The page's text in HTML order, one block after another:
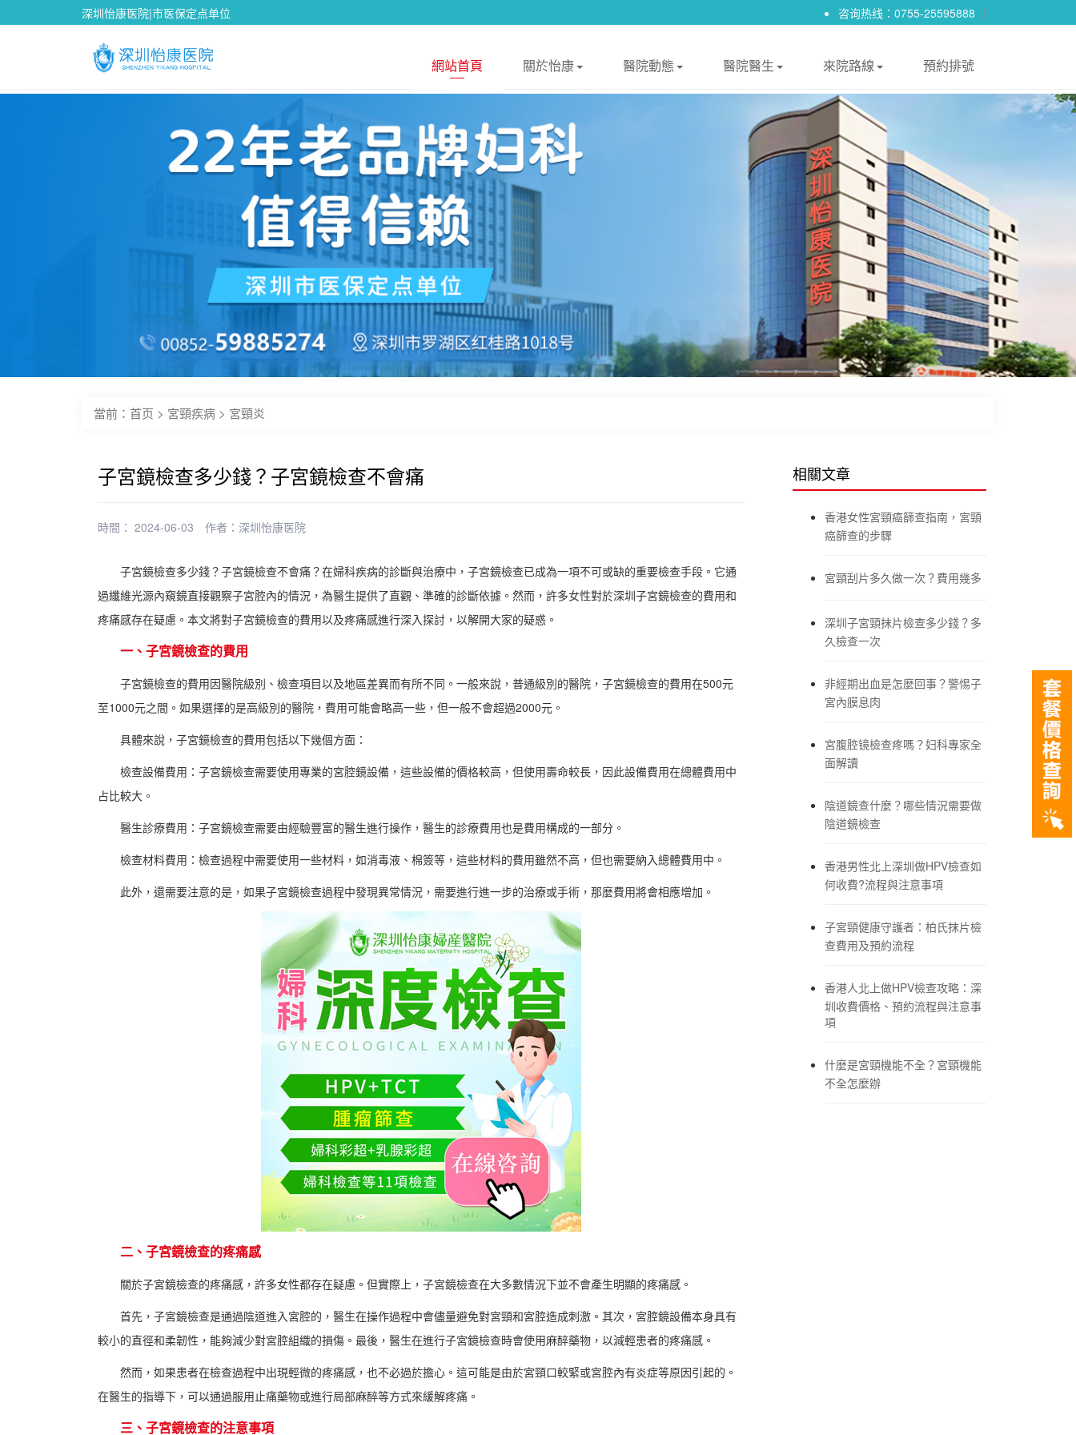
深圳怡康医院|市医保定点单位 咨询热线：0755-25595888 |
網站首頁 關於怡康 醫院動態 醫院醫生 來院路線 預約排號
當前： 首页 > 宮頸疾病 > 宮頸炎
子宮鏡檢查多少錢？子宮鏡檢查不會痛
時間： 2024-06-03 作者： 深圳怡康医院
子宮鏡檢查多少錢？子宮鏡檢查不會痛？在婦科疾病的診斷與治療中，子宮鏡檢查已成為一項不可或缺的重要檢查手段。它通
過纖維光源內窺鏡直接觀察子宮腔內的情況，為醫生提供了直觀、準確的診斷依據。然而，許多女性對於深圳子宮鏡檢查的費用和
疼痛感存在疑慮。本文將對子宮鏡檢查的費用以及疼痛感進行深入探討，以解開大家的疑惑。
一、子宮鏡檢查的費用
子宮鏡檢查的費用因醫院級別、檢查項目以及地區差異而有所不同。一般來說，普通級別的醫院，子宮鏡檢查的費用在500元
至1000元之間。如果選擇的是高級別的醫院，費用可能會略高一些，但一般不會超過2000元。
具體來說，子宮鏡檢查的費用包括以下幾個方面：
檢查設備費用：子宮鏡檢查需要使用專業的宮腔鏡設備，這些設備的價格較高，但使用壽命較長，因此設備費用在總體費用中
占比較大。
醫生診療費用：子宮鏡檢查需要由經驗豐富的醫生進行操作，醫生的診療費用也是費用構成的一部分。
檢查材料費用：檢查過程中需要使用一些材料，如消毒液、棉簽等，這些材料的費用雖然不高，但也需要納入總體費用中。
此外，還需要注意的是，如果子宮鏡檢查過程中發現異常情況，需要進行進一步的治療或手術，那麼費用將會相應增加。
二、子宮鏡檢查的疼痛感
關於子宮鏡檢查的疼痛感，許多女性都存在疑慮。但實際上，子宮鏡檢查在大多數情況下並不會產生明顯的疼痛感。
首先，子宮鏡檢查是通過陰道進入宮腔的，醫生在操作過程中會儘量避免對宮頸和宮腔造成刺激。其次，宮腔鏡設備本身具有
較小的直徑和柔韌性，能夠減少對宮腔組織的損傷。最後，醫生在進行子宮鏡檢查時會使用麻醉藥物，以減輕患者的疼痛感。
然而，如果患者在檢查過程中出現輕微的疼痛感，也不必過於擔心。這可能是由於宮頸口較緊或宮腔內有炎症等原因引起的。
在醫生的指導下，可以通過服用止痛藥物或進行局部麻醉等方式來緩解疼痛。
三、子宮鏡檢查的注意事項
相關文章
香港女性宮頸癌篩查指南，宮頸
癌篩查的步驟
宮頸刮片多久做一次？費用幾多
深圳子宮頸抹片檢查多少錢？多
久檢查一次
非經期出血是怎麼回事？警惕子
宮內膜息肉
宮腹腔镜檢查疼嗎？妇科專家全
面解讀
陰道鏡查什麼？哪些情況需要做
陰道鏡檢查
香港男性北上深圳做HPV檢查如
何收費?流程與注意事項
子宮頸健康守護者：柏氏抹片檢
查費用及預約流程
香港人北上做HPV檢查攻略：深
圳收費價格、預約流程與注意事
項
什麼是宮頸機能不全？宮頸機能
不全怎麼辦